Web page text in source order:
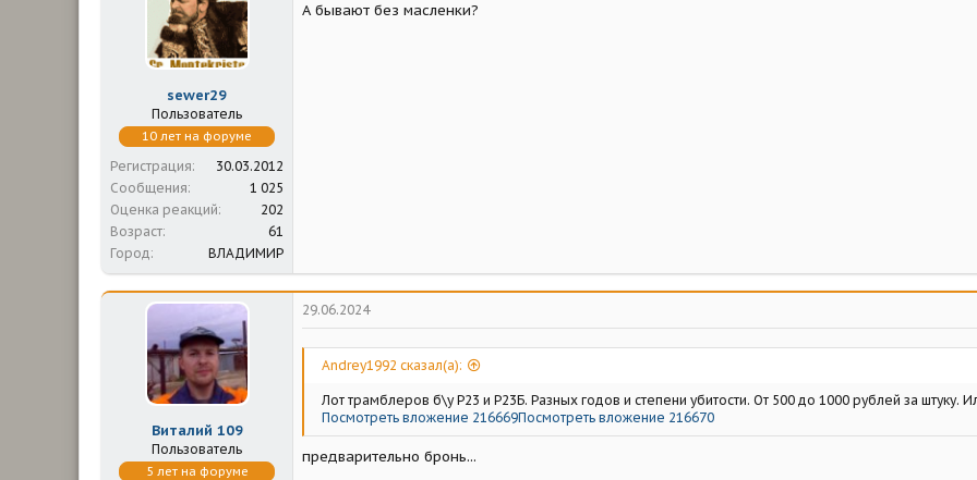
sewer29
Пользователь
10 лет на форуме
Регистрация
30.03.2012
Сообщения
1 025
Оценка реакций
202
Возраст
61
Город
ВЛАДИМИР
А бывают без масленки?
Виталий 109
Пользователь
5 лет на форуме
29.06.2024
Andrey1992 сказал(а):
Лот трамблеров б\у Р23 и Р23Б. Разных годов и степени убитости. От 500 до 1000 рублей за
Посмотреть вложение 216669Посмотреть вложение 216670
предварительно бронь...